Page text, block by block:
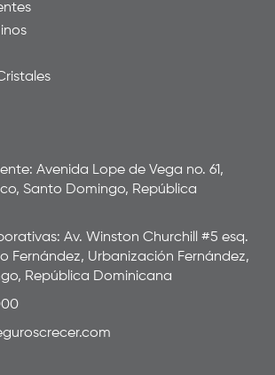
Avenida Lope de Vega no. 61,
Santo Domingo, República
Av. Winston Churchill #5 esq.
Fernández, Urbanización Fernández,
República Dominicana